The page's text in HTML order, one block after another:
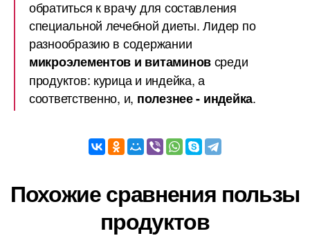
обратиться к врачу для составления
специальной лечебной диеты. Лидер по
разнообразию в содержании
микроэлементов и витаминовсреди
продуктов: курица и индейка, а
соответственно, и, полезнее - индейка.
Похожие сравнения пользы
продуктов